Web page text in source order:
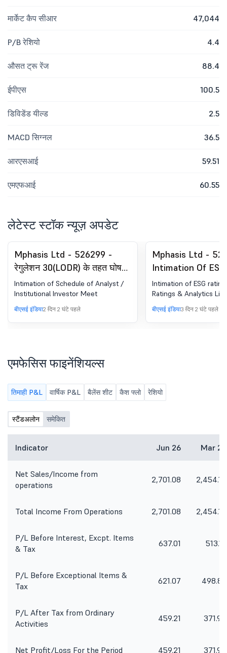
मार्केट कैप सीआर 47,044
P/B रेशियो 4.4
औसत ट्रू रेंज 88.4
ईपीएस 100.5
डिविडेंड यील्ड 2.5
MACD सिग्नल 36.5
आरएसआई 59.51
एमएफआई 60.55
लेटेस्ट स्टॉक न्यूज़ अपडेट
Mphasis Ltd - 526299 -
रेगुलेशन 30(LODR) के तहत घोषणा
- एनालिस्ट/इन्वेस्टर मीट - सूचना
Intimation of Schedule of Analyst /
Institutional Investor Meet
बीएसई इंडिया2 दिन 2 घंटे पहले
Mphasis Ltd -
Intimation Of
Crisil ESG
Analytics Limited
Intimation of ESG rating
Ratings & Analytics
बीएसई इंडिया3 दिन 2 घंटे पहले
एमफेसिस फाइनेंशियल्स
तिमाही P&L वार्षिक P&L बैलेंस शीट कैश फ्लो रेशियो
स्टैंडअलोन समेकित
Indicator Jun 26 Mar 26
Net Sales/Income from
operations
2,701.08 2,454.14
Total Income From Operations 2,701.08 2,454.14
P/L Before Interest, Excpt. Items
& Tax
637.01 513.17
P/L Before Exceptional Items &
Tax
621.07 498.83
P/L After Tax from Ordinary
Activities
459.21 371.94
Net Profit/Loss For the Period 459.21 371.94